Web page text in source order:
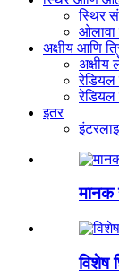
स्थिर
ओलावा
अक्षीय आणि
अक्षीय
रेडियल
रेडियल
इतर
मानक
विशेष